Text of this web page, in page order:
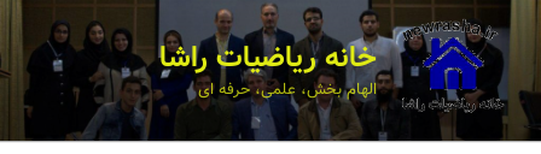
خانه ریاضیات راشا
الهام بخش، علمی، حرفه ای